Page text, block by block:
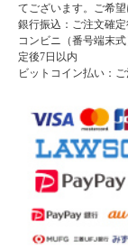
てございます。ご希
銀行振込：ご注文確
コンビニ（番号端末
定後7日以内
ビットコイン払い：